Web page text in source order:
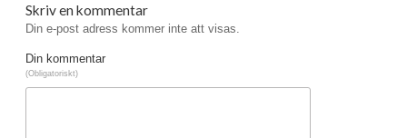
Skriv en kommentar
Din e-post adress kommer inte att visas.
Din kommentar
(Obligatoriskt)